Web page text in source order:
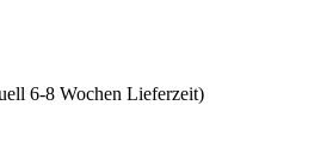
6-8 Wochen Lieferzeit)